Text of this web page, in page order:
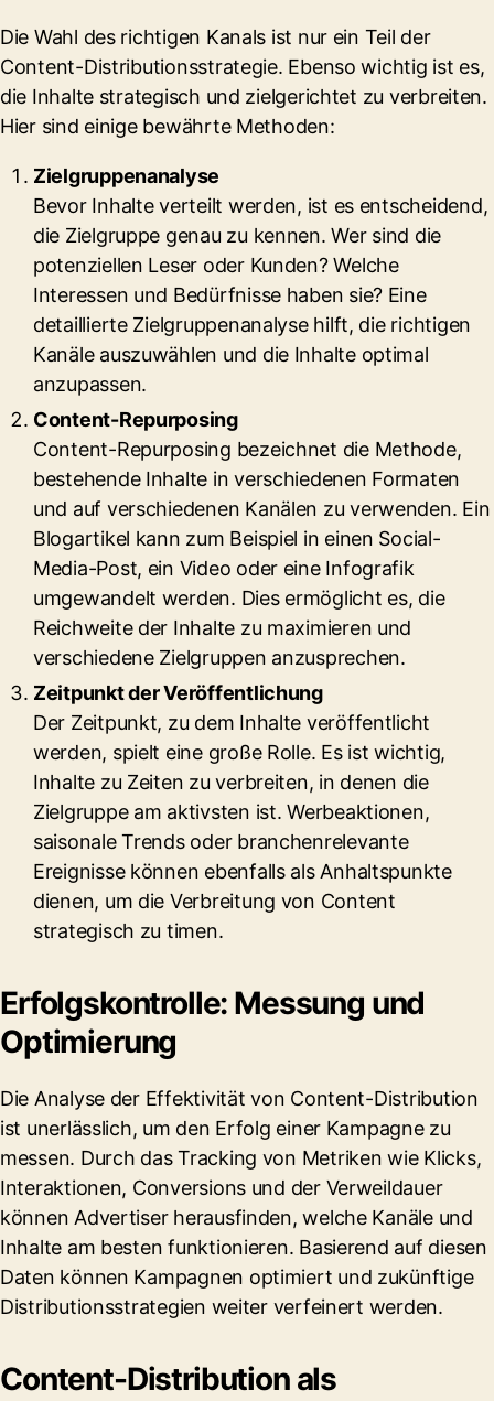
Die Wahl des richtigen Kanals ist nur ein Teil der
Content-Distributionsstrategie. Ebenso wichtig ist es,
die Inhalte strategisch und zielgerichtet zu verbreiten.
Hier sind einige bewährte Methoden:
Zielgruppenanalyse
Bevor Inhalte verteilt werden, ist es entscheidend,
die Zielgruppe genau zu kennen. Wer sind die
potenziellen Leser oder Kunden? Welche
Interessen und Bedürfnisse haben sie? Eine
detaillierte Zielgruppenanalyse hilft, die richtigen
Kanäle auszuwählen und die Inhalte optimal
anzupassen.
Content-Repurposing
Content-Repurposing bezeichnet die Methode,
bestehende Inhalte in verschiedenen Formaten
und auf verschiedenen Kanälen zu verwenden. Ein
Blogartikel kann zum Beispiel in einen Social-
Media-Post, ein Video oder eine Infografik
umgewandelt werden. Dies ermöglicht es, die
Reichweite der Inhalte zu maximieren und
verschiedene Zielgruppen anzusprechen.
Zeitpunkt der Veröffentlichung
Der Zeitpunkt, zu dem Inhalte veröffentlicht
werden, spielt eine große Rolle. Es ist wichtig,
Inhalte zu Zeiten zu verbreiten, in denen die
Zielgruppe am aktivsten ist. Werbeaktionen,
saisonale Trends oder branchenrelevante
Ereignisse können ebenfalls als Anhaltspunkte
dienen, um die Verbreitung von Content
strategisch zu timen.
Erfolgskontrolle: Messung und
Optimierung
Die Analyse der Effektivität von Content-Distribution
ist unerlässlich, um den Erfolg einer Kampagne zu
messen. Durch das Tracking von Metriken wie Klicks,
Interaktionen, Conversions und der Verweildauer
können Advertiser herausfinden, welche Kanäle und
Inhalte am besten funktionieren. Basierend auf diesen
Daten können Kampagnen optimiert und zukünftige
Distributionsstrategien weiter verfeinert werden.
Content-Distribution als